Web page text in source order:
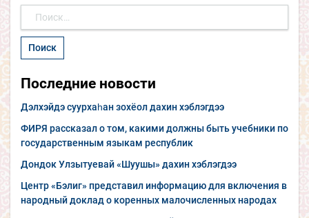
Последние новости
Дэлхэйдэ суурхаһан зохёол дахин хэблэгдээ
ФИРЯ рассказал о том, какими должны быть учебники по
государственным языкам республик
Дондок Улзытуевай «Шуушы» дахин хэблэгдээ
Центр «Бэлиг» представил информацию для включения в
народный доклад о коренных малочисленных народах